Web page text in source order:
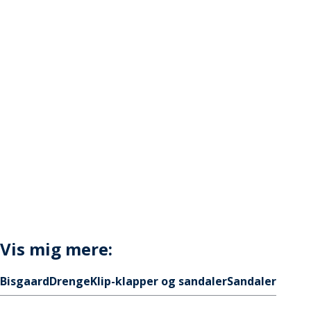
Vis mig mere:
BisgaardDrengeKlip-klapper og sandalerSandaler